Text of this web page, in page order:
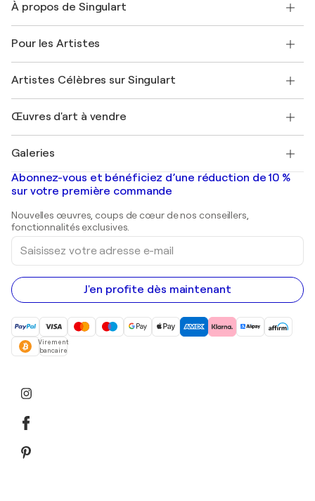
Expédition
Offrir une carte cadeau
Rejoignez notre programme commercial
Mon compte
+33 1 76 44 06 42
À propos de Singulart
FAQ
Magazine Singulart
Emplois
Découvrez une sélection d'art original
Pour les Artistes
Se connecter en tant qu'Artiste
Artistes Célèbres sur Singulart
Marc Chagall
Banksy
Mr. Brainwash
Shepard Fairey
Œuvres d'art à vendre
Tableaux abstraits à vendre
Peintures de paysage
Estampes
Peintures acryliques
Galeries
Galeries d'art en France
Galeries d'art en Belgique
Abonnez-vous et bénéficiez d’une réduction de 10 %
sur votre première commande
Nouvelles œuvres, coups de cœur de nos conseillers,
fonctionnalités exclusives.
Saisissez
votre
adresse
e-
mail
J'en profite dès maintenant
Virement
bancaire